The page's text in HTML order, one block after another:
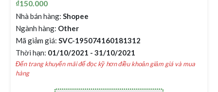
₫150.000
Nhà bán hàng: Shopee
Ngành hàng: Other
Mã giảm giá: SVC-195074160181312
Thời hạn: 01/10/2021 - 31/10/2021
Đến trang khuyến mãi để đọc kỹ hơn điều khoản giảm giá và mua
hàng